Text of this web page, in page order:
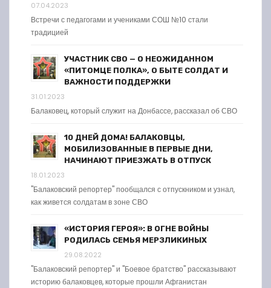
07.04.2023
Встречи с педагогами и учениками СОШ №10 стали
традицией
УЧАСТНИК СВО — О НЕОЖИДАННОМ
«ПИТОМЦЕ ПОЛКА», О БЫТЕ СОЛДАТ И
ВАЖНОСТИ ПОДДЕРЖКИ
31.01.2023
Балаковец, который служит на Донбассе, рассказал об СВО
10 ДНЕЙ ДОМА! БАЛАКОВЦЫ,
МОБИЛИЗОВАННЫЕ В ПЕРВЫЕ ДНИ,
НАЧИНАЮТ ПРИЕЗЖАТЬ В ОТПУСК
18.01.2023
"Балаковский репортер" пообщался с отпускником и узнал,
как живется солдатам в зоне СВО
«ИСТОРИЯ ГЕРОЯ»: В ОГНЕ ВОЙНЫ
РОДИЛАСЬ СЕМЬЯ МЕРЗЛИКИНЫХ
29.08.2022
"Балаковский репортер" и "Боевое братство" рассказывают
историю балаковцев, которые прошли Афганистан